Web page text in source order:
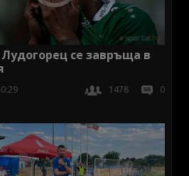
се завръща в
1478 0